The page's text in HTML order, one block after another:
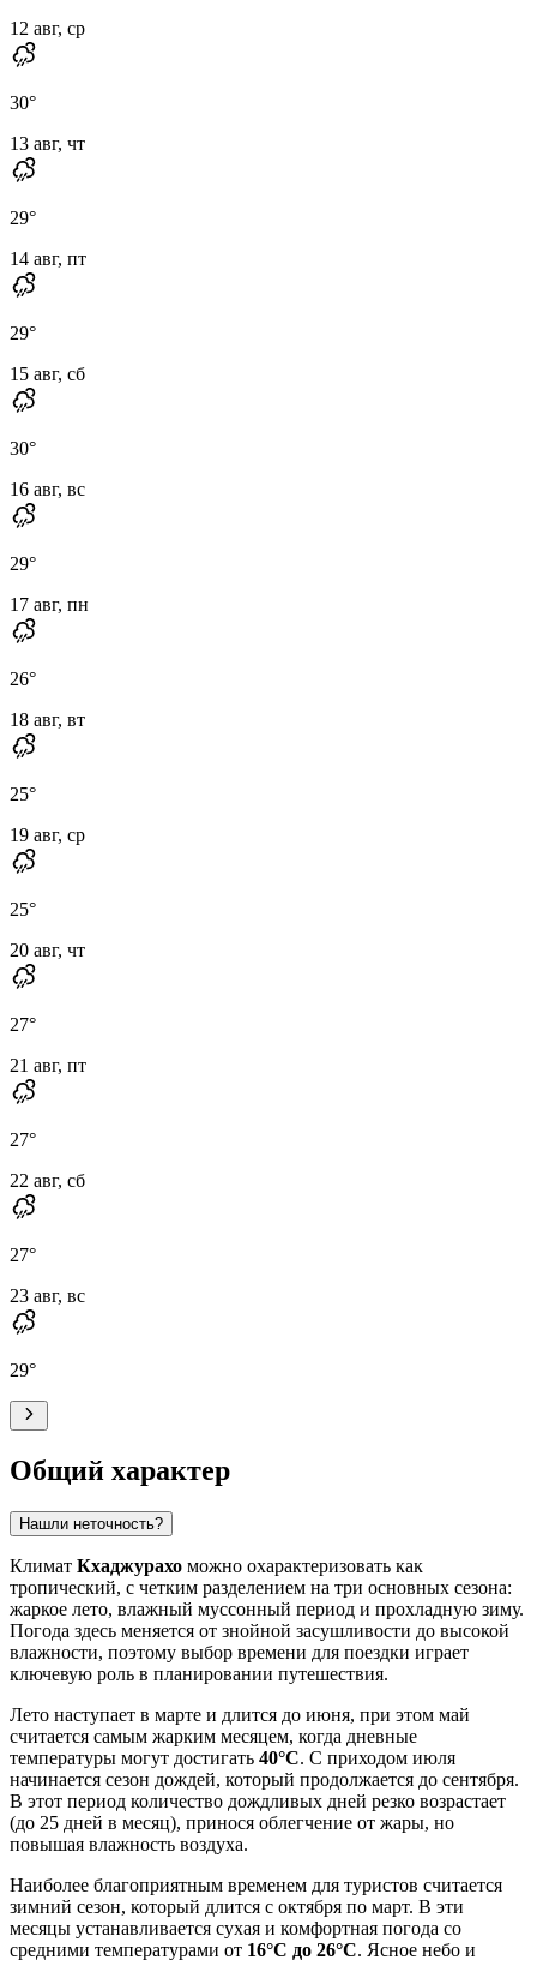
12 авг, ср
30°
13 авг, чт
29°
14 авг, пт
29°
15 авг, сб
30°
16 авг, вс
29°
17 авг, пн
26°
18 авг, вт
25°
19 авг, ср
25°
20 авг, чт
27°
21 авг, пт
27°
22 авг, сб
27°
23 авг, вс
29°
Общий характер
Нашли неточность?
Климат Кхаджурахо можно охарактеризовать как
тропический, с четким разделением на три основных сезона:
жаркое лето, влажный муссонный период и прохладную зиму.
Погода здесь меняется от знойной засушливости до высокой
влажности, поэтому выбор времени для поездки играет
ключевую роль в планировании путешествия.
Лето наступает в марте и длится до июня, при этом май
считается самым жарким месяцем, когда дневные
температуры могут достигать 40°C. С приходом июля
начинается сезон дождей, который продолжается до сентября.
В этот период количество дождливых дней резко возрастает
(до 25 дней в месяц), принося облегчение от жары, но
повышая влажность воздуха.
Наиболее благоприятным временем для туристов считается
зимний сезон, который длится с октября по март. В эти
месяцы устанавливается сухая и комфортная погода со
средними температурами от 16°C до 26°C. Ясное небо и